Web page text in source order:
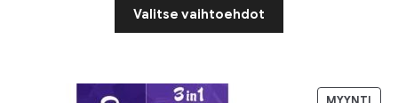
Valitse vaihtoehdot